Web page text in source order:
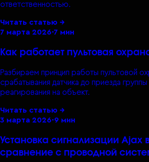
ответственностью.
Читать статью →
7 марта 2026·7 мин
Как работает пультовая
Разбираем принцип работы пультовой
срабатывания датчика до приезда
реагирования на объект.
Читать статью →
3 марта 2026·9 мин
Установка сигнализации Ajax
сравнение с проводной